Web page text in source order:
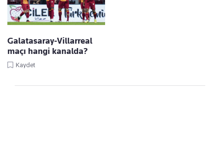
Galatasaray-Villarreal
maçı hangi kanalda?
Kaydet